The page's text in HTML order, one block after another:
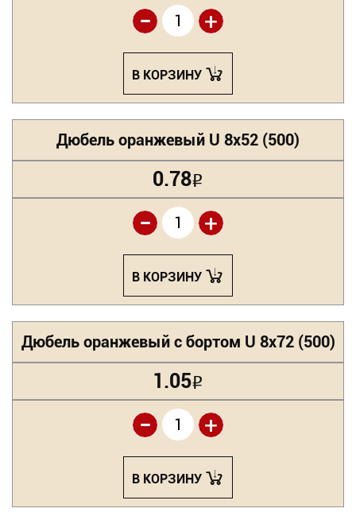
+
-
В КОРЗИНУ
Дюбель оранжевый U 8х52 (500)
0.78Р
+
-
В КОРЗИНУ
Дюбель оранжевый с бортом U 8х72 (500)
1.05Р
+
-
В КОРЗИНУ